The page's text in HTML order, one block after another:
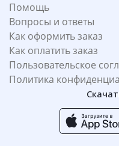
Помощь
Вопросы и ответы
Как оформить заказ
Как оплатить заказ
Пользовательское
Политика